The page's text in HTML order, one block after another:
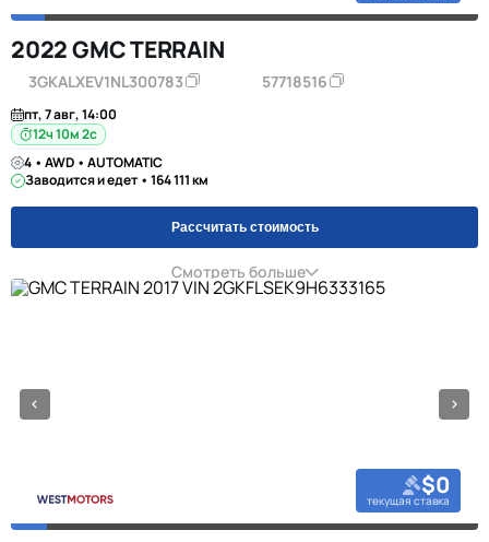
2022 GMC TERRAIN
3GKALXEV1NL300783 57718516
пт, 7 авг, 14:00
12ч 10м 1с
4 • AWD • AUTOMATIC
Заводится и едет • 164 111 км
Рассчитать стоимость
Смотреть больше
$0
текущая ставка